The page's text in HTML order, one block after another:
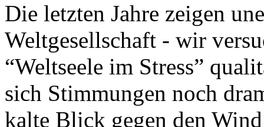
Die letzten Jahre zeigen
Weltgesellschaft - wir
“Weltseele im Stress”
sich Stimmungen noch
kalte Blick gegen den